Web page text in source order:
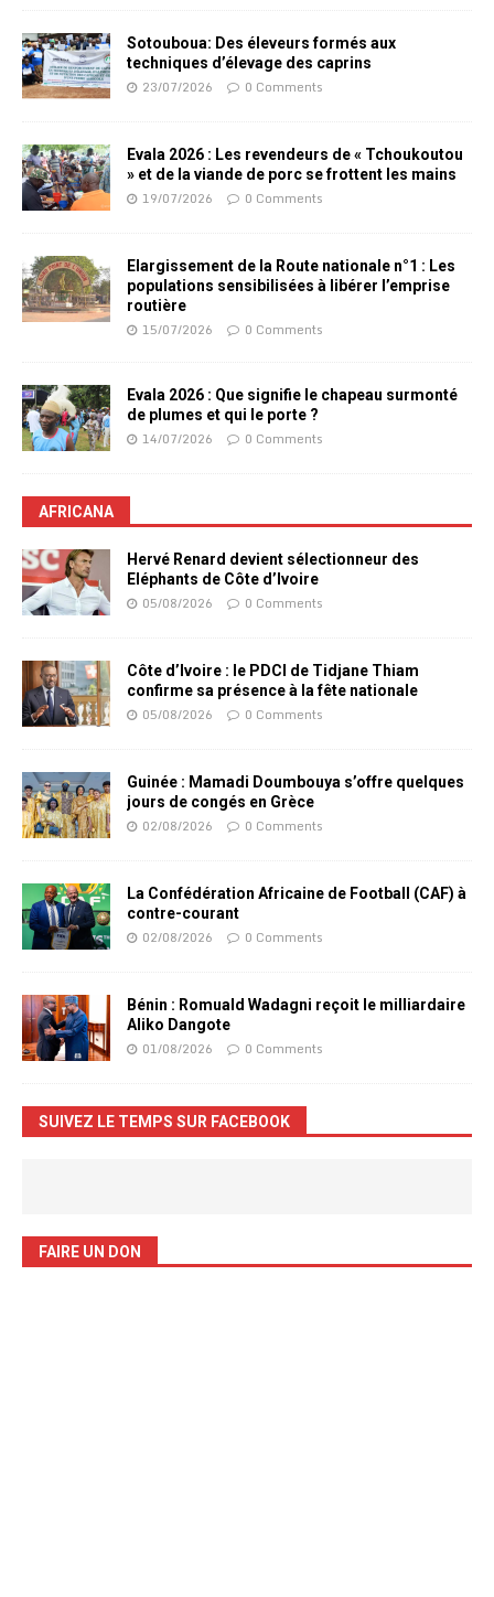
Sotouboua: Des éleveurs formés aux
techniques d’élevage des caprins
23/07/2026 0 Comments
Evala 2026 : Les revendeurs de « Tchoukoutou
» et de la viande de porc se frottent les mains
19/07/2026 0 Comments
Elargissement de la Route nationale n°1 : Les
populations sensibilisées à libérer l’emprise
routière
15/07/2026 0 Comments
Evala 2026 : Que signifie le chapeau surmonté
de plumes et qui le porte ?
14/07/2026 0 Comments
AFRICANA
Hervé Renard devient sélectionneur des
Eléphants de Côte d’Ivoire
05/08/2026 0 Comments
Côte d’Ivoire : le PDCI de Tidjane Thiam
confirme sa présence à la fête nationale
05/08/2026 0 Comments
Guinée : Mamadi Doumbouya s’offre quelques
jours de congés en Grèce
02/08/2026 0 Comments
La Confédération Africaine de Football (CAF) à
contre-courant
02/08/2026 0 Comments
Bénin : Romuald Wadagni reçoit le milliardaire
Aliko Dangote
01/08/2026 0 Comments
SUIVEZ LE TEMPS SUR FACEBOOK
FAIRE UN DON